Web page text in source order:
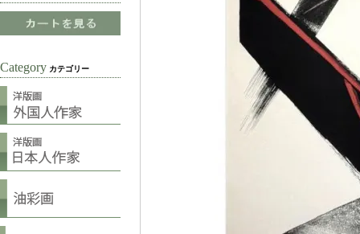
Category カテゴリー